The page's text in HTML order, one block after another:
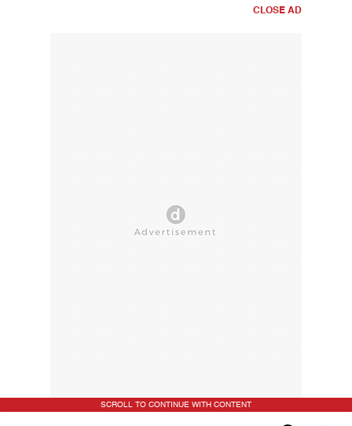
CLOSE AD
SCROLL TO CONTINUE WITH CONTENT